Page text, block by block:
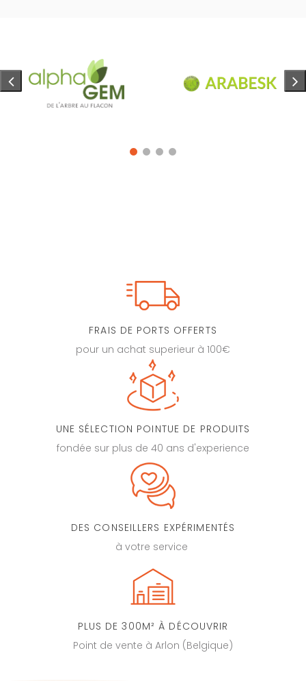
FRAIS DE PORTS OFFERTS
pour un achat superieur à 100€
UNE SÉLECTION POINTUE DE PRODUITS
fondée sur plus de 40 ans d'experience
DES CONSEILLERS EXPÉRIMENTÉS
à votre service
PLUS DE 300M² À DÉCOUVRIR
Point de vente à Arlon (Belgique)